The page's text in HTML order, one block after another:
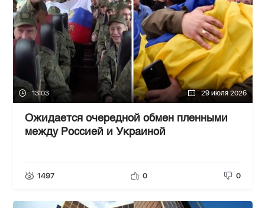
13:03 29 июля 2026
Ожидается очередной обмен пленными
между Россией и Украиной
1497 0 0